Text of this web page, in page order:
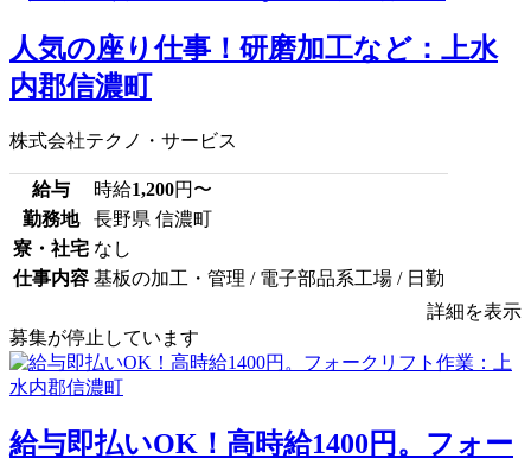
人気の座り仕事！研磨加工など：上水
内郡信濃町
株式会社テクノ・サービス
給与 時給1,200円〜
勤務地
長野県 信濃町
寮・社宅 なし
仕事内容 基板の加工・管理 / 電子部品系工場 / 日勤
詳細を表示
募集が停止しています
給与即払いOK！高時給1400円。フォー